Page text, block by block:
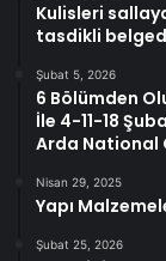
Kulisleri
tasdikli
Şubat 5, 2026
6 Bölümden
İle 4-11-18
Arda National
Nisan 29, 2025
Yapı
Şubat 25, 2026